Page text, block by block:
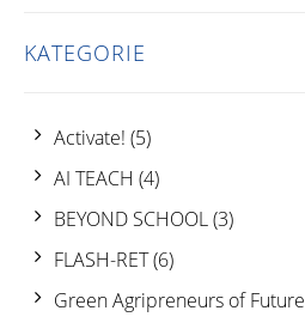
KATEGORIE
Activate! (5)
AI TEACH (4)
BEYOND SCHOOL(3)
FLASH-RET(6)
Green Agripreneurs of Future